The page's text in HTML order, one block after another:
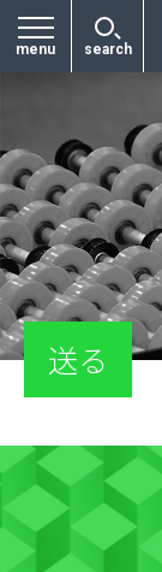
menu search
送る